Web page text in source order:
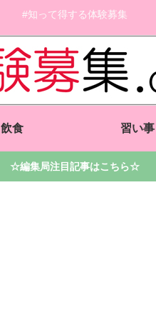
#知って得する体験募集
飲食 習い事
☆編集局注目記事はこちら☆